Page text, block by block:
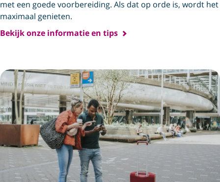
met een goede voorbereiding. Als dat op orde is, wordt het
maximaal genieten.
Bekijk onze informatie en tips